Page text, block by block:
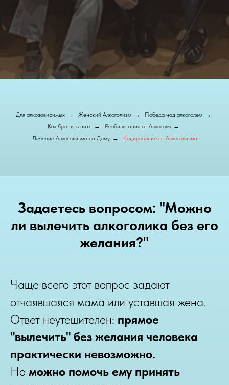
Для алкозависимых → Женский Алкоголизм → Победа над алкоголем →
Как бросить пить → Реабилитация от Алкоголя →
Лечение Алкоголизма на Дому → Кодирование от Алкоголизма
Задаетесь вопросом: "Можно
ли вылечить алкоголика без его
желания?"
Чаще всего этот вопрос задают
отчаявшаяся мама или уставшая жена.
Ответ неутешителен: прямое
"вылечить" без желания человека
практически невозможно.
Но можно помочь ему принять